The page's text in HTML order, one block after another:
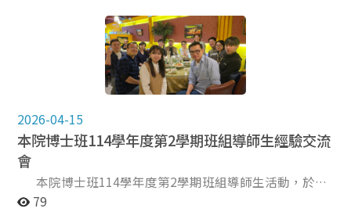
2026-04-15
本院博士班114學年度第2學期班組導師生經驗交流
會
本院博士班114學年度第2學期班組導師生活動，於
2026年4月7日在小曼谷餐廳舉辦。本次活動參與人員 包
79